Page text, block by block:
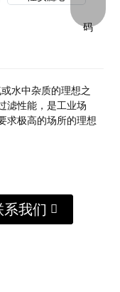
水中杂质的理想之
滤性能，是工业场
求极高的场所的理想
系我们